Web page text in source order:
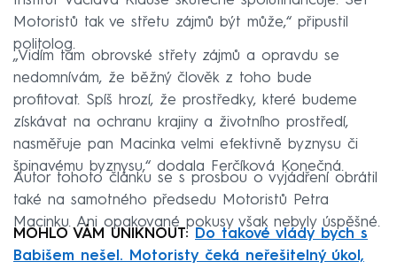
Motoristů tak ve střetu zájmů být může,“ připustil
politolog.
„Vidím tam obrovské střety zájmů a opravdu se
nedomnívám, že běžný člověk z toho bude
profitovat. Spíš hrozí, že prostředky, které budeme
získávat na ochranu krajiny a životního prostředí,
nasměřuje pan Macinka velmi efektivně byznysu či
špinavému byznysu,“ dodala Ferčíková Konečná.
Autor tohoto článku se s prosbou o vyjádření obrátil
také na samotného předsedu Motoristů Petra
Macinku. Ani opakované pokusy však nebyly úspěšné.
MOHLO VÁM UNIKNOUT:
Do takové vlády bych s
Babišem nešel. Motoristy čeká neřešitelný úkol,